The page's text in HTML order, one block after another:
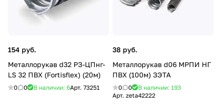
154 руб.
Металлорукав d32 РЗ-ЦПнг-
LS 32 ПВХ (Fortisflex) (20м)
0 0 В наличии: 6Арт. 73251
38 руб.
Металлорукав d06 МРПИ НГ
ПВХ (100м) ЗЭТА
0 0
В наличии: 193
Арт. zeta42222